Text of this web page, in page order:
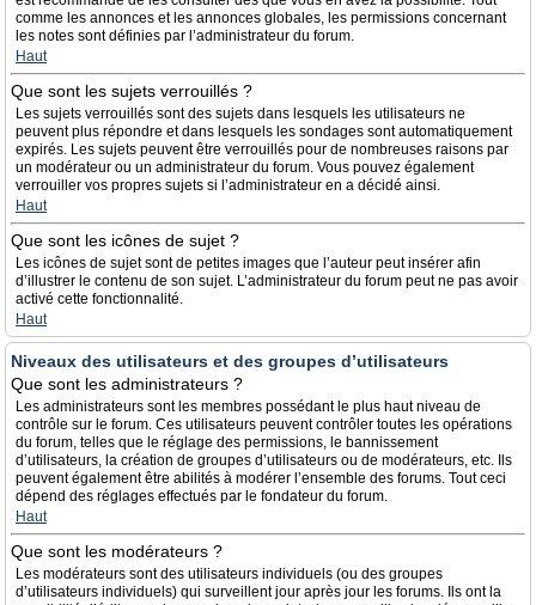
comme les annonces et les annonces globales, les permissions concernant
les notes sont définies par l’administrateur du forum.
Haut
Que sont les sujets verrouillés ?
Les sujets verrouillés sont des sujets dans lesquels les utilisateurs ne
peuvent plus répondre et dans lesquels les sondages sont automatiquement
expirés. Les sujets peuvent être verrouillés pour de nombreuses raisons par
un modérateur ou un administrateur du forum. Vous pouvez également
verrouiller vos propres sujets si l’administrateur en a décidé ainsi.
Haut
Que sont les icônes de sujet ?
Les icônes de sujet sont de petites images que l’auteur peut insérer afin
d’illustrer le contenu de son sujet. L’administrateur du forum peut ne pas avoir
activé cette fonctionnalité.
Haut
Niveaux des utilisateurs et des groupes d’utilisateurs
Que sont les administrateurs ?
Les administrateurs sont les membres possédant le plus haut niveau de
contrôle sur le forum. Ces utilisateurs peuvent contrôler toutes les opérations
du forum, telles que le réglage des permissions, le bannissement
d’utilisateurs, la création de groupes d’utilisateurs ou de modérateurs, etc. Ils
peuvent également être abilités à modérer l’ensemble des forums. Tout ceci
dépend des réglages effectués par le fondateur du forum.
Haut
Que sont les modérateurs ?
Les modérateurs sont des utilisateurs individuels (ou des groupes
d’utilisateurs individuels) qui surveillent jour après jour les forums. Ils ont la